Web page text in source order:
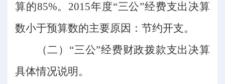
算的85%。2015年度“三公”经费支出决算
数小于预算数的主要原因：节约开支。
（二） “三公”经费财政拨款支出决算
具体情况说明。